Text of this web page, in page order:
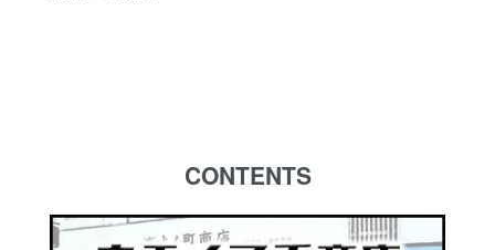
CONTENTS